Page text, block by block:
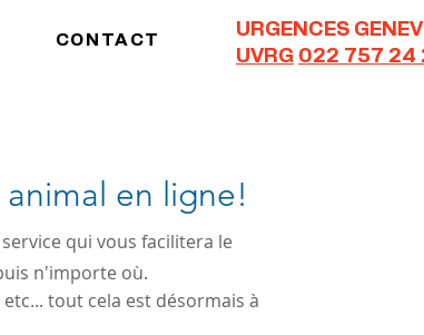
CONTACT
URGENCES
UVRG 022 757 24
en ligne!
qui vous facilitera le
n'importe où.
tout cela est désormais à